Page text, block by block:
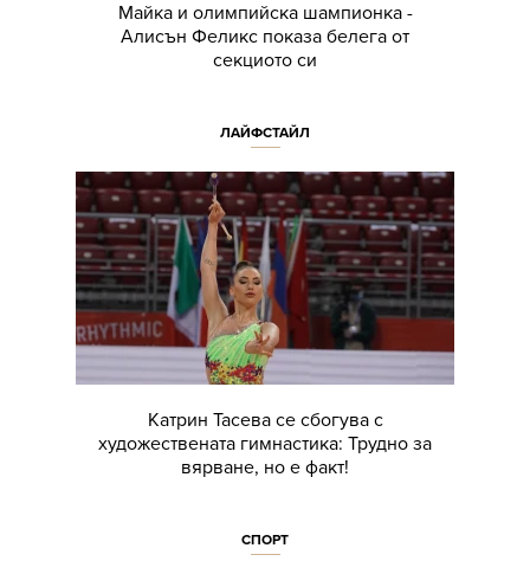
Майка и олимпийска шампионка -
Алисън Феликс показа белега от
секциото си
ЛАЙФСТАЙЛ
Катрин Тасева се сбогува с
художествената гимнастика: Трудно за
вярване, но е факт!
СПОРТ